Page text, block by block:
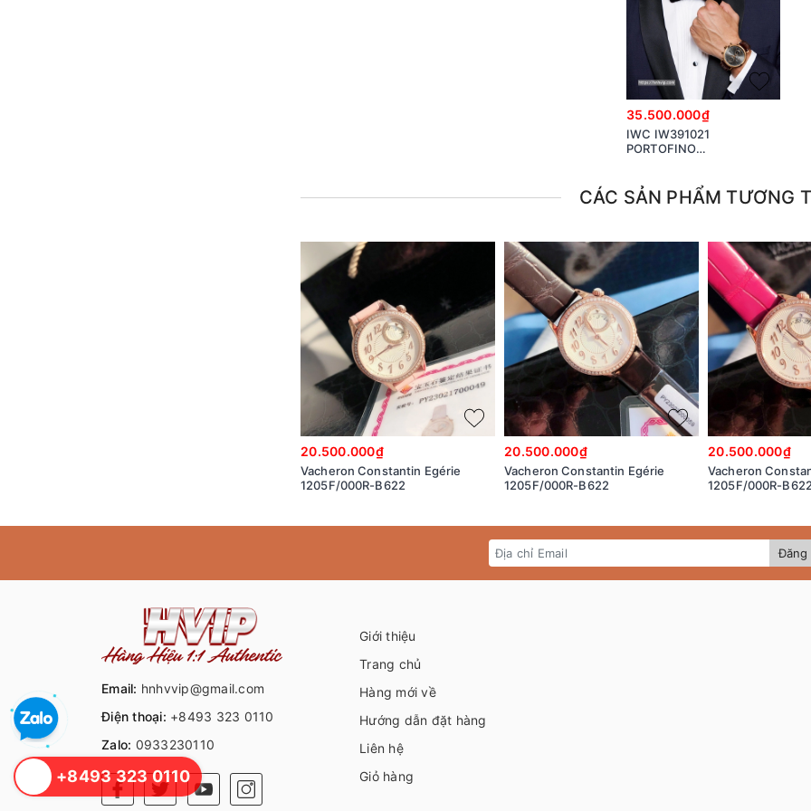
35.500.000₫
IWC IW391021
PORTOFINO
CÁC SẢN PHẨM TƯƠNG
20.500.000₫
Vacheron Constantin Egérie
1205F/000R-B622
20.500.000₫
Vacheron Constantin Egérie
1205F/000R-B622
20.500.000₫
Vacheron
1205F/000R-
Đăng
Email: hnhvvip@gmail.com
Điện thoại: +8493 323 0110
Zalo: 0933230110
Giới thiệu
Trang chủ
Hàng mới về
Hướng dẫn đặt hàng
Liên hệ
Giỏ hàng
+8493 323 0110